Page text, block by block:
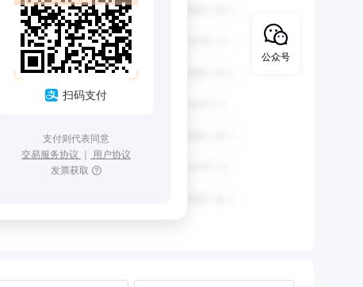
扫码支付
支付则代表同意
交易服务协议 ｜ 用户协议
发票获取
公众号